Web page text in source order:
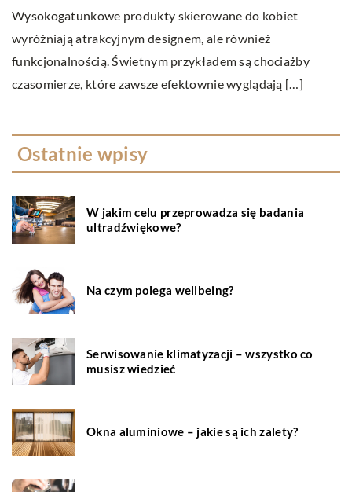
Ostatnie wpisy
W jakim celu przeprowadza się badania
ultradźwiękowe?
Na czym polega wellbeing?
Serwisowanie klimatyzacji – wszystko co
musisz wiedzieć
Okna aluminiowe – jakie są ich zalety?